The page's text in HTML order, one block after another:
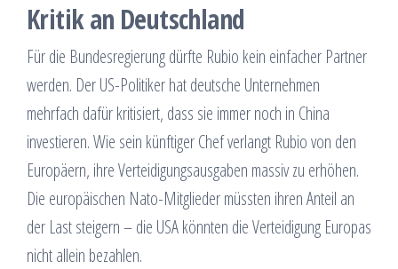
Kritik an Deutschland
Für die Bundesregierung dürfte Rubio kein einfacher Partner
werden. Der US-Politiker hat deutsche Unternehmen
mehrfach dafür kritisiert, dass sie immer noch in China
investieren. Wie sein künftiger Chef verlangt Rubio von den
Europäern, ihre Verteidigungsausgaben massiv zu erhöhen.
Die europäischen Nato-Mitglieder müssten ihren Anteil an
der Last steigern – die USA könnten die Verteidigung Europas
nicht allein bezahlen.